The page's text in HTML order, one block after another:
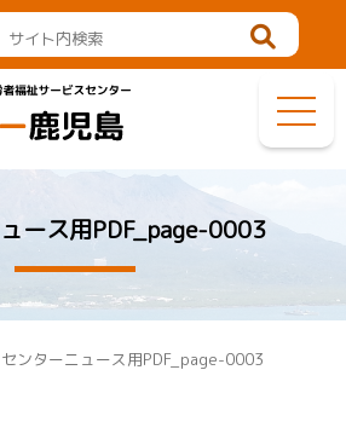
ース用PDF_page-0003
ンターニュース用PDF_page-0003